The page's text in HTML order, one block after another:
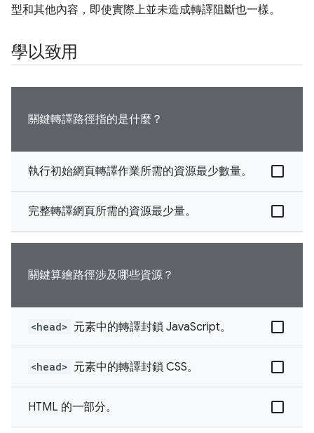
型和其他內容，即使實際上並未造成轉譯阻斷也一樣。
學以致用
關鍵轉譯路徑指的是什麼？
執行初始網頁轉譯作業所需的資源最少數量。
完整轉譯網頁所需的資源最少量。
關鍵算繪路徑涉及哪些資源？
<head> 元素中的轉譯封鎖 JavaScript。
<head> 元素中的轉譯封鎖 CSS。
HTML 的一部分。